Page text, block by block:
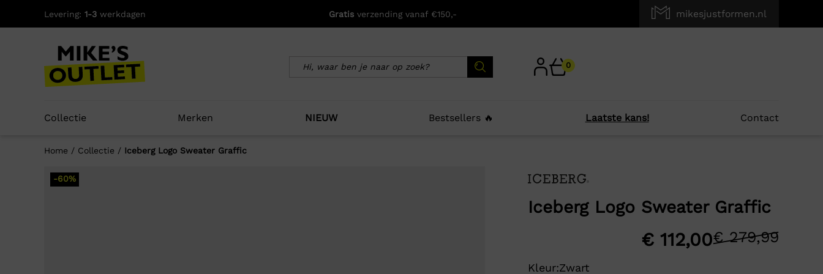
Levering: 1-3 werkdagen Gratisverzending vanaf €150,- mikesjustformen.nl
0
Collectie Merken NIEUW Bestsellers 🔥 Laatste kans! Contact
Home / Collectie / Iceberg Logo Sweater Graffic
Wellicht zijn deze producten ook interessant voor je?
-60%
Iceberg Logo Sweater Graffic
€279,99
€ 112,00
Kleur:Zwart